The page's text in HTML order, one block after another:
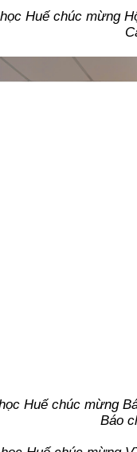
Huế chúc mừng
Huế chúc mừng
Báo